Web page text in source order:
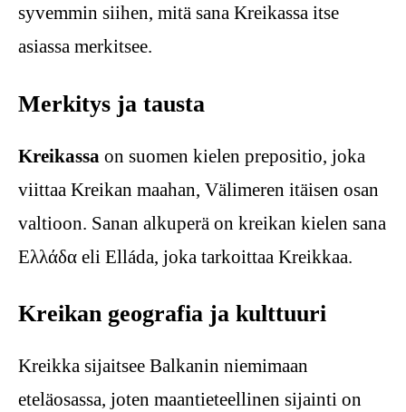
syvemmin siihen, mitä sana Kreikassa itse
asiassa merkitsee.
Merkitys ja tausta
Kreikassa on suomen kielen prepositio, joka
viittaa Kreikan maahan, Välimeren itäisen osan
valtioon. Sanan alkuperä on kreikan kielen sana
Ελλάδα eli Elláda, joka tarkoittaa Kreikkaa.
Kreikan geografia ja kulttuuri
Kreikka sijaitsee Balkanin niemimaan
eteläosassa, joten maantieteellinen sijainti on